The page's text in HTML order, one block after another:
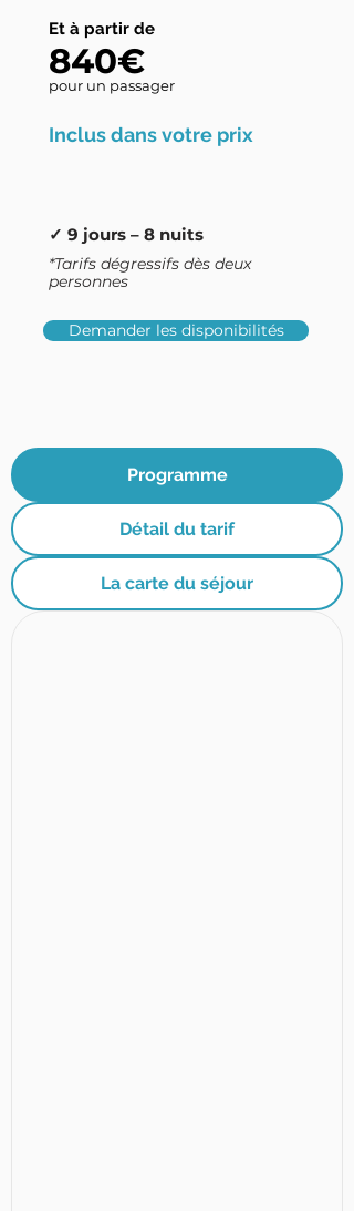
Et à partir de
840€
pour un passager
Inclus dans votre prix
✓ 9 jours – 8 nuits
*Tarifs dégressifs dès deux
personnes
Demander les disponibilités
Programme
Détail du tarif
La carte du séjour